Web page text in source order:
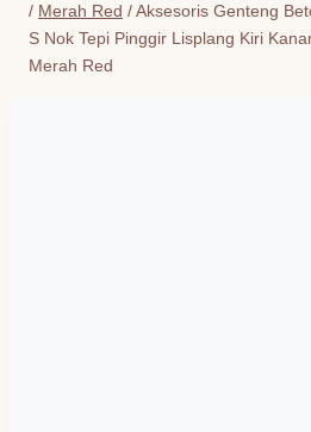
/ Merah Red /Aksesoris Genteng
S Nok Tepi Pinggir Lisplang Kiri
Merah Red